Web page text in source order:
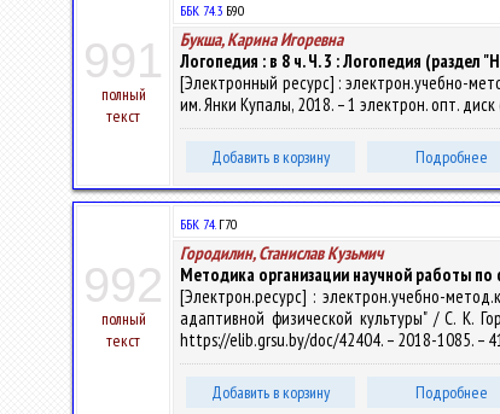
991
полный
текст
ББК 74.3 Б90
Букша, Карина Игоревна
Логопедия : в 8 ч. Ч. 3 : Логопедия (раздел
[Электронный ресурс] : электрон.учебно-
им. Янки Купалы, 2018. – 1 электрон. опт.
Добавить в корзину Подробнее
992
полный
текст
ББК 74.Г70
Городилин, Станислав Кузьмич
Методика организации научной работы по
[Электрон.ресурс] : электрон.учебно-
адаптивной физической культуры" / С. К.
https://elib.grsu.by/doc/42404. – 2018-1085. –
Добавить в корзину Подробнее